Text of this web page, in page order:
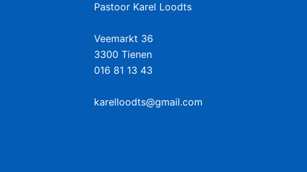
Pastoor Karel Loodts
Veemarkt 36
3300 Tienen
016 81 13 43
karelloodts@gmail.com